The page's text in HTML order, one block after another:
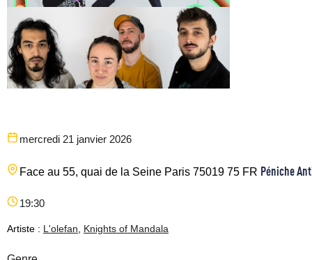
mercredi 21 janvier 2026
Face au 55, quai de la Seine Paris 75019 75 FR Péniche
19:30
Artiste : L'olefan Knights of Mandala